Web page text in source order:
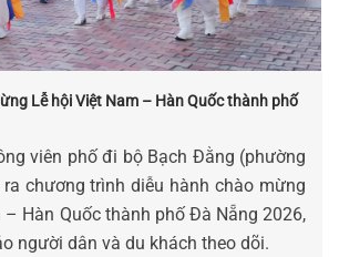
Lễ hội Việt Nam – Hàn Quốc thành phố
viên phố đi bộ Bạch Đằng (phường
ra chương trình diễu hành chào mừng
– Hàn Quốc thành phố Đà Nẵng 2026,
người dân và du khách theo dõi.